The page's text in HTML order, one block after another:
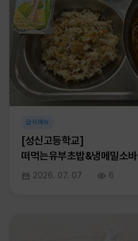
급식메뉴
[성신고등학교]
떠먹는유부초밥&냉메밀소바
2026. 07. 07 6